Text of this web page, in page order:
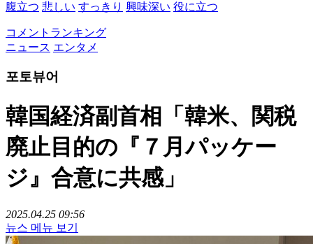
腹立つ 悲しい すっきり 興味深い 役に立つ
コメントランキング
ニュース エンタメ
포토뷰어
韓国経済副首相「韓米、関税
廃止目的の『７月パッケー
ジ』合意に共感」
2025.04.25 09:56
뉴스 메뉴 보기